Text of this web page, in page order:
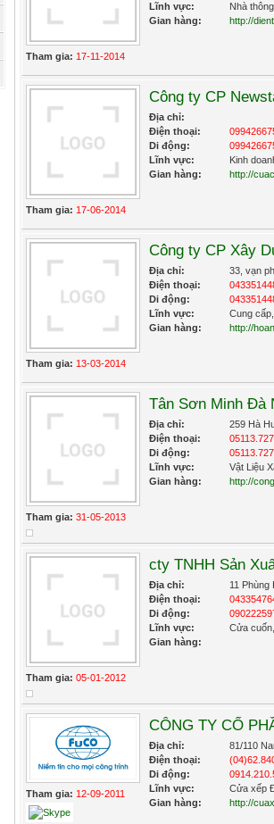
Tham gia: 17-11-2014
Lĩnh vực:
Nhà
Gian hàng:
http://
Tham gia: 17-06-2014
Công ty CP
Địa chỉ:
Điện thoại:
Di động:
Lĩnh vực:
Kinh
Gian hàng:
http://
Tham gia: 13-03-2014
Công ty CP Xây
Địa chỉ:
33, vạn
Điện thoại:
Di động:
Lĩnh vực:
Cung
Gian hàng:
http://
Tham gia: 31-05-2013
Tân Sơn Minh Đà
Địa chỉ:
259 Hà
Điện thoại:
Di động:
Lĩnh vực:
Vật Liệu
Gian hàng:
http://
Tham gia: 05-01-2012
cty TNHH Sản
Địa chỉ:
11
Điện thoại:
Di động:
Lĩnh vực:
Cửa
Gian hàng:
Tham gia: 12-09-2011
CÔNG TY CỔ
Địa chỉ:
81/110
Điện thoại:
Di động:
Lĩnh vực:
Cửa xếp
Gian hàng:
http://